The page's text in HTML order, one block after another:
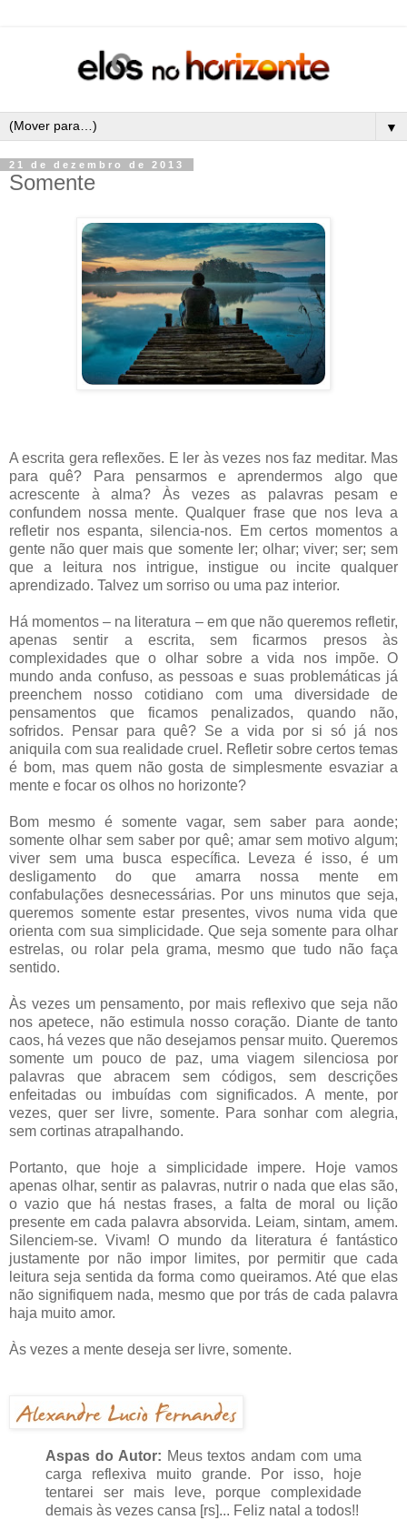
▼
21 de dezembro de 2013
Somente
A escrita gera reflexões. E ler às vezes nos faz meditar. Mas
para quê? Para pensarmos e aprendermos algo que
acrescente à alma? Às vezes as palavras pesam e
confundem nossa mente. Qualquer frase que nos leva a
refletir nos espanta, silencia-nos. Em certos momentos a
gente não quer mais que somente ler; olhar; viver; ser; sem
que a leitura nos intrigue, instigue ou incite qualquer
aprendizado. Talvez um sorriso ou uma paz interior.
Há momentos – na literatura – em que não queremos refletir,
apenas sentir a escrita, sem ficarmos presos às
complexidades que o olhar sobre a vida nos impõe. O
mundo anda confuso, as pessoas e suas problemáticas já
preenchem nosso cotidiano com uma diversidade de
pensamentos que ficamos penalizados, quando não,
sofridos. Pensar para quê? Se a vida por si só já nos
aniquila com sua realidade cruel. Refletir sobre certos temas
é bom, mas quem não gosta de simplesmente esvaziar a
mente e focar os olhos no horizonte?
Bom mesmo é somente vagar, sem saber para aonde;
somente olhar sem saber por quê; amar sem motivo algum;
viver sem uma busca específica. Leveza é isso, é um
desligamento do que amarra nossa mente em
confabulações desnecessárias. Por uns minutos que seja,
queremos somente estar presentes, vivos numa vida que
orienta com sua simplicidade. Que seja somente para olhar
estrelas, ou rolar pela grama, mesmo que tudo não faça
sentido.
Às vezes um pensamento, por mais reflexivo que seja não
nos apetece, não estimula nosso coração. Diante de tanto
caos, há vezes que não desejamos pensar muito. Queremos
somente um pouco de paz, uma viagem silenciosa por
palavras que abracem sem códigos, sem descrições
enfeitadas ou imbuídas com significados. A mente, por
vezes, quer ser livre, somente. Para sonhar com alegria,
sem cortinas atrapalhando.
Portanto, que hoje a simplicidade impere. Hoje vamos
apenas olhar, sentir as palavras, nutrir o nada que elas são,
o vazio que há nestas frases, a falta de moral ou lição
presente em cada palavra absorvida. Leiam, sintam, amem.
Silenciem-se. Vivam! O mundo da literatura é fantástico
justamente por não impor limites, por permitir que cada
leitura seja sentida da forma como queiramos. Até que elas
não signifiquem nada, mesmo que por trás de cada palavra
haja muito amor.
Às vezes a mente deseja ser livre, somente.
Aspas do Autor: Meus textos andam com uma
carga reflexiva muito grande. Por isso, hoje
tentarei ser mais leve, porque complexidade
demais às vezes cansa [rs]... Feliz natal a todos!!